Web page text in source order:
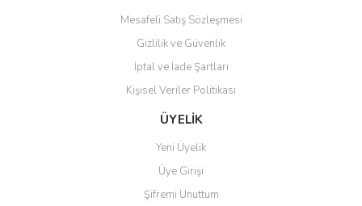
Gönder
Mesafeli Satış Sözleşmesi
Gizlilik ve Güvenlik
İptal ve İade Şartları
Kişisel Veriler Politikası
ÜYELİK
Yeni Üyelik
Üye Girişi
Şifremi Unuttum